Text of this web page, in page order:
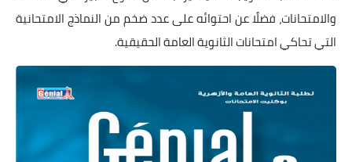
والامتحانات، فضلًا عن احتوائه على عدد ضخم من النماذج الامتحانية
التي تحاكي امتحانات الثانوية العامة الحقيقية.